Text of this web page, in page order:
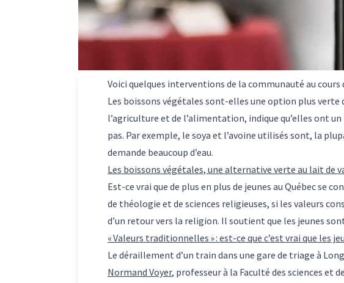
Voici quelques interventions de la communauté au cours
Les boissons végétales sont-elles une option plus verte
l’agriculture et de l’alimentation, indique qu’elles ont
pas. Par exemple, le soya et l’avoine utilisés sont, la
demande beaucoup d’eau.
Les boissons végétales, une alternative verte au lait de
Est-ce vrai que de plus en plus de jeunes au Québec se
de théologie et de sciences religieuses, si les valeurs
d’un retour vers la religion. Il soutient que les jeunes
« Valeurs traditionnelles » : est-ce que c’est vrai que les
Le déraillement d’un train dans une gare de triage à
Normand Voyer, professeur à la Faculté des sciences et